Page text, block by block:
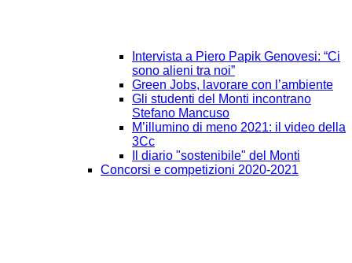
Intervista a Piero Papik Genovesi: “Ci
sono alieni tra noi”
Green Jobs, lavorare con l’ambiente
Gli studenti del Monti incontrano
Stefano Mancuso
M’illumino di meno 2021: il video della
3Cc
Il diario "sostenibile" del Monti
Concorsi e competizioni 2020-2021